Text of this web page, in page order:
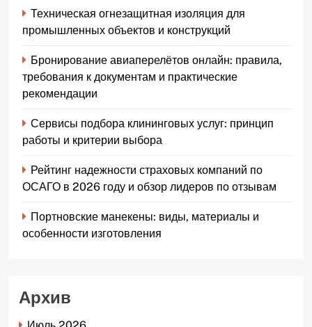
Техническая огнезащитная изоляция для
промышленных объектов и конструкций
Бронирование авиаперелётов онлайн: правила,
требования к документам и практические
рекомендации
Сервисы подбора клининговых услуг: принцип
работы и критерии выбора
Рейтинг надежности страховых компаний по
ОСАГО в 2026 году и обзор лидеров по отзывам
Портновские манекены: виды, материалы и
особенности изготовления
Архив